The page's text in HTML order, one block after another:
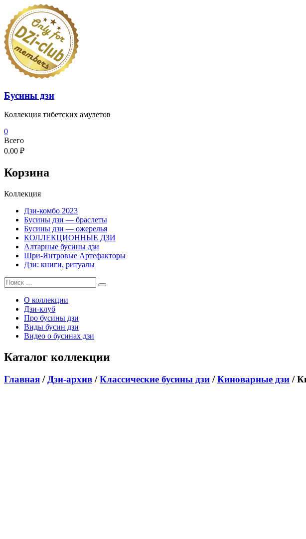
Перейти
содержимому
Бусины дзи
Коллекция тибетских амулетов
0
Всего
0.00 ₽
Корзина
Коллекция
Дзи-комбо 2023
Бусины дзи — браслеты
Бусины дзи — ожерелья
КОЛЛЕКЦИОННЫЕ ДЗИ
Алтарные бусины дзи
Шри-Янтровые Артефакторы
Дзи: книги, ритуалы
О коллекции
Дзи-клуб
Про бусины дзи
Виды бусин дзи
Видео о бусинах дзи
Каталог коллекции
Главная / Дзи-архив /Классические бусины дзи /Киноварные дзи /